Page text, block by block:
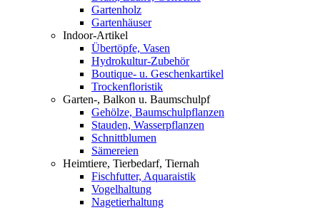
Gartenholz
Gartenhäuser
Indoor-Artikel
Übertöpfe, Vasen
Hydrokultur-Zubehör
Boutique- u. Geschenkartikel
Trockenfloristik
Garten-, Balkon u. Baumschulpf
Gehölze, Baumschulpflanzen
Stauden, Wasserpflanzen
Schnittblumen
Sämereien
Heimtiere, Tierbedarf, Tiernah
Fischfutter, Aquaraistik
Vogelhaltung
Nagetierhaltung